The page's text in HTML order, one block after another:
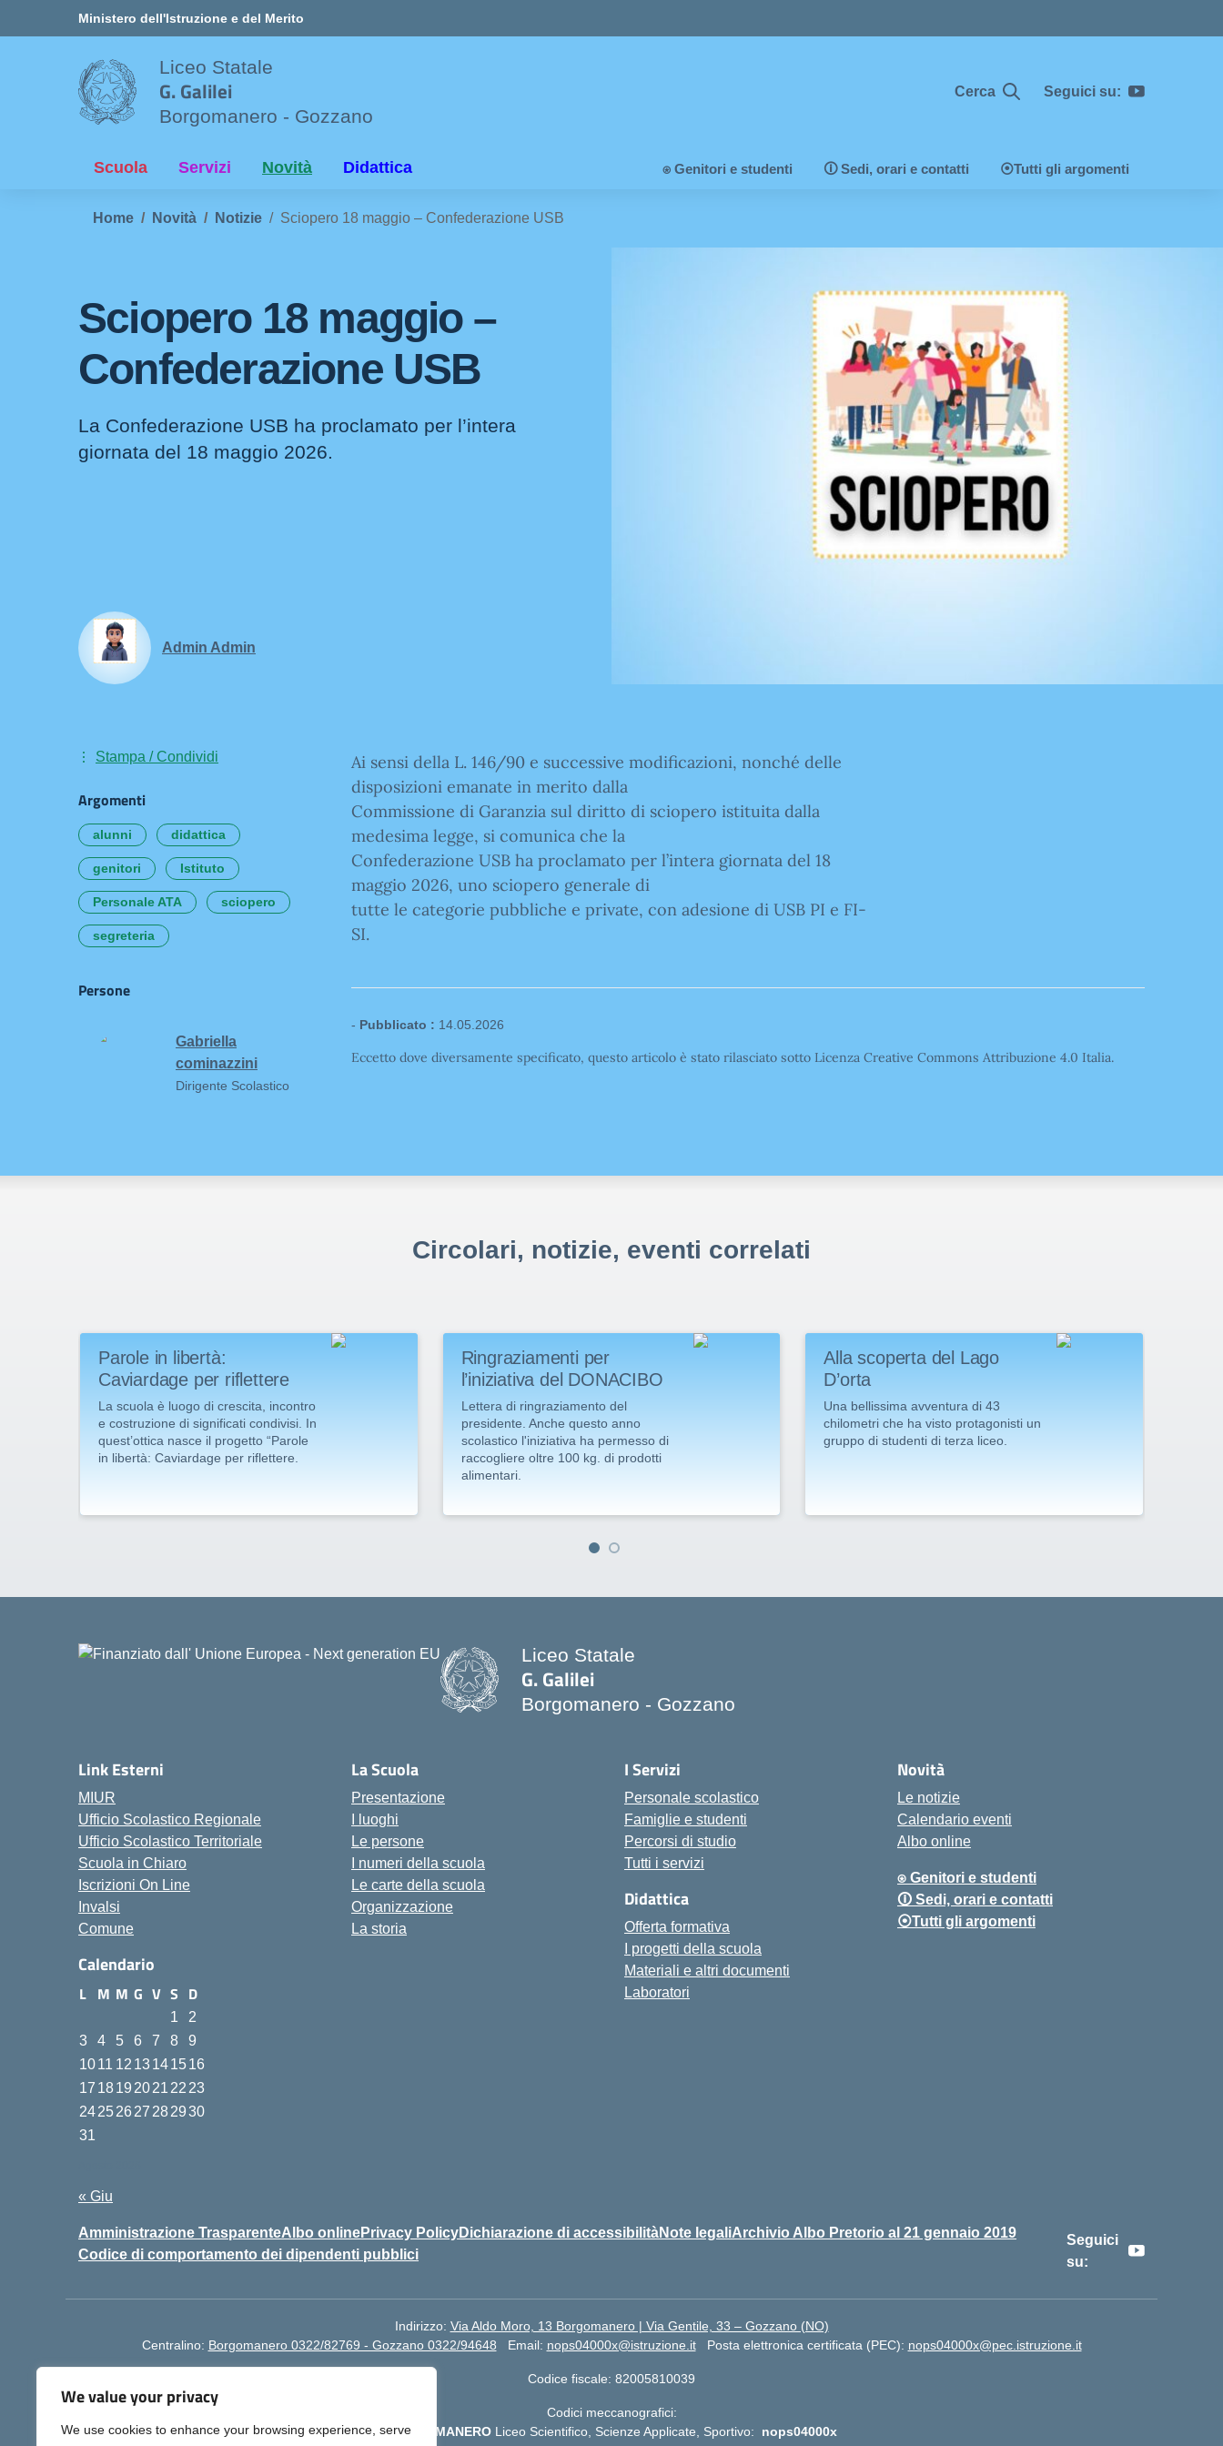
We value your privacy
We use cookies to enhance your browsing experience, serve
Ministero dell'Istruzione e del Merito
Liceo Statale
G. Galilei
Borgomanero - Gozzano
Cerca Seguici su:
Scuola Servizi Novità Didattica ⍟ Genitori e studenti 🛈 Sedi, orari e contatti ⦿Tutti gli argomenti
Home Novità Notizie Sciopero 18 maggio – Confederazione USB
Sciopero 18 maggio –
Confederazione USB
La Confederazione USB ha proclamato per l’intera
giornata del 18 maggio 2026.
Admin Admin
Ai sensi della L. 146/90 e successive modificazioni, nonché delle
disposizioni emanate in merito dalla
Commissione di Garanzia sul diritto di sciopero istituita dalla
medesima legge, si comunica che la
Confederazione USB ha proclamato per l’intera giornata del 18
maggio 2026, uno sciopero generale di
tutte le categorie pubbliche e private, con adesione di USB PI e FI-
SI.
- Pubblicato : 14.05.2026
Eccetto dove diversamente specificato, questo articolo è stato rilasciato sotto Licenza Creative Commons Attribuzione 4.0 Italia.
Stampa / Condividi
Argomenti
alunni didattica
genitori Istituto
Personale ATA sciopero
segreteria
Persone
Gabriella
cominazzini
Dirigente Scolastico
Circolari, notizie, eventi correlati
Parole in libertà:
Caviardage per riflettere
La scuola è luogo di crescita, incontro
e costruzione di significati condivisi. In
quest’ottica nasce il progetto “Parole
in libertà: Caviardage per riflettere.
Ringraziamenti per
l’iniziativa del DONACIBO
Lettera di ringraziamento del
presidente. Anche questo anno
scolastico l'iniziativa ha permesso di
raccogliere oltre 100 kg. di prodotti
alimentari.
Alla scoperta del Lago
D’orta
Una bellissima avventura di 43
chilometri che ha visto protagonisti un
gruppo di studenti di terza liceo.
Liceo Statale
G. Galilei
Borgomanero - Gozzano
Link Esterni
MIUR
Ufficio Scolastico Regionale
Ufficio Scolastico Territoriale
Scuola in Chiaro
Iscrizioni On Line
Invalsi
Comune
Calendario
L M M G V S D
1
2
3
4 5 6 7 8
9
1011 12 13141516
17 1819 2021 22 23
24252627 282930
31
« Giu
La Scuola
Presentazione
I luoghi
Le persone
I numeri della scuola
Le carte della scuola
Organizzazione
La storia
I Servizi
Personale scolastico
Famiglie e studenti
Percorsi di studio
Tutti i servizi
Didattica
Offerta formativa
I progetti della scuola
Materiali e altri documenti
Laboratori
Novità
Le notizie
Calendario eventi
Albo online
⍟ Genitori e studenti
🛈 Sedi, orari e contatti
⦿Tutti gli argomenti
Amministrazione TrasparenteAlbo onlinePrivacy PolicyDichiarazione di accessibilitàNote legaliArchivio Albo Pretorio al 21 gennaio 2019
Codice di comportamento dei dipendenti pubblici
Seguici
su:
Indirizzo: Via Aldo Moro, 13 Borgomanero | Via Gentile, 33 – Gozzano (NO)
Centralino: Borgomanero 0322/82769 - Gozzano 0322/94648 Email: nops04000x@istruzione.it Posta elettronica certificata (PEC): nops04000x@pec.istruzione.it
Codice fiscale: 82005810039
Codici meccanografici:
BORGOMANEROLiceo Scientifico, Scienze Applicate, Sportivo: nops04000x